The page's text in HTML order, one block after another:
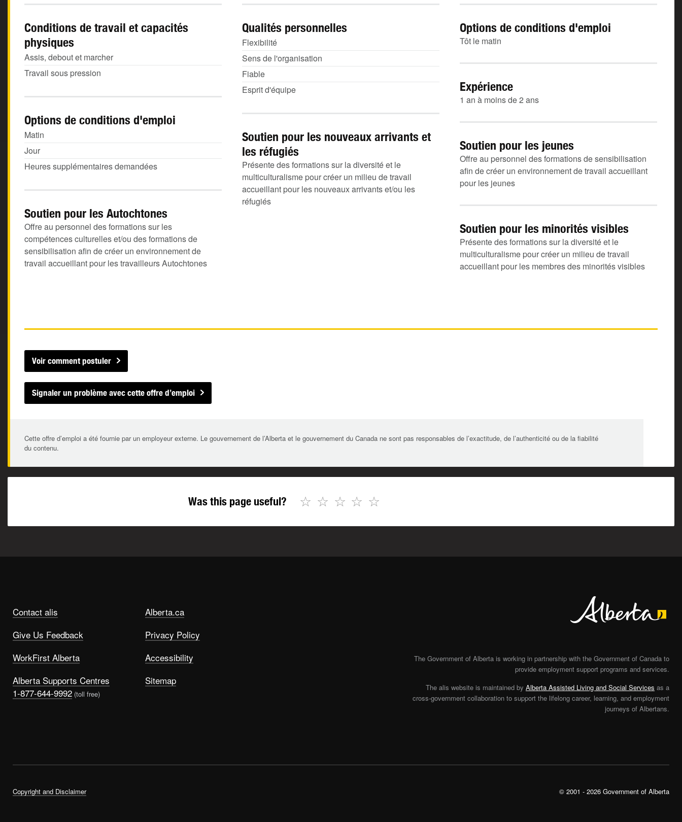
Conditions de travail et capacités
physiques
Assis, debout et marcher
Travail sous pression
Qualités personnelles
Flexibilité
Sens de l'organisation
Fiable
Esprit d'équipe
Options de conditions d'emploi
Tôt le matin
Expérience
1 an à moins de 2 ans
Options de conditions d'emploi
Matin
Jour
Heures supplémentaires demandées
Soutien pour les nouveaux arrivants et
les réfugiés
Présente des formations sur la diversité et le
multiculturalisme pour créer un milieu de travail
accueillant pour les nouveaux arrivants et/ou les
réfugiés
Soutien pour les jeunes
Offre au personnel des formations de sensibilisation
afin de créer un environnement de travail accueillant
pour les jeunes
Soutien pour les Autochtones
Offre au personnel des formations sur les
compétences culturelles et/ou des formations de
sensibilisation afin de créer un environnement de
travail accueillant pour les travailleurs Autochtones
Soutien pour les minorités visibles
Présente des formations sur la diversité et le
multiculturalisme pour créer un milieu de travail
accueillant pour les membres des minorités visibles
Voir comment postuler
Signaler un problème avec cette offre d’emploi
Cette offre d’emploi a été fournie par un employeur externe. Le gouvernement de l’Alberta et le gouvernement du Canada ne sont pas responsables de l’exactitude, de l’authenticité ou de la fiabilité
du contenu.
Was this page useful? ☆
☆
☆
☆
☆
Contact alis
Give Us Feedback
WorkFirst Alberta
Alberta Supports Centres
1-877-644-9992 (toll free)
Alberta.ca
Privacy Policy
Accessibility
Sitemap
The Government of Alberta is working in partnership with the Government of Canada to
provide employment support programs and services.
The alis website is maintained by Alberta Assisted Living and Social Services as a
cross-government collaboration to support the lifelong career, learning, and employment
journeys of Albertans.
Copyright and Disclaimer © 2001 - 2026 Government of Alberta